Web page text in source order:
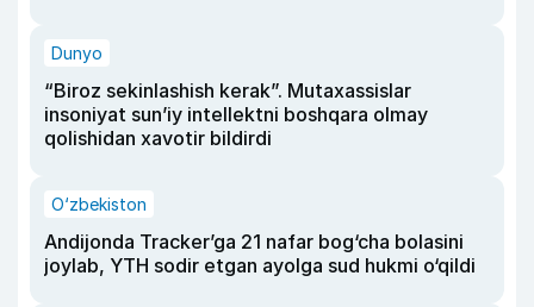
Dunyo
“Biroz sekinlashish kerak”. Mutaxassislar
insoniyat sun’iy intellektni boshqara olmay
qolishidan xavotir bildirdi
O‘zbekiston
Andijonda Tracker’ga 21 nafar bog‘cha bolasini
joylab, YTH sodir etgan ayolga sud hukmi o‘qildi